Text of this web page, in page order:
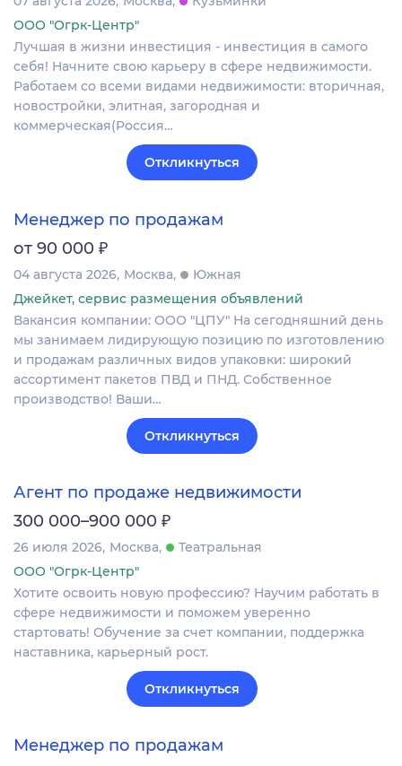
ООО "Огрк-Центр"
Лучшая в жизни инвестиция - инвестиция в самого
себя! Начните свою карьеру в сфере недвижимости.
Работаем со всеми видами недвижимости: вторичная,
новостройки, элитная, загородная и
коммерческая(Россия…
Откликнуться
Менеджер по продажам
от 90 000 ₽
04 августа 2026 Москва
Южная
Джейкет, сервис размещения объявлений
Вакансия компании: ООО "ЦПУ" На сегодняшний день
мы занимаем лидирующую позицию по изготовлению
и продажам различных видов упаковки: широкий
ассортимент пакетов ПВД и ПНД. Собственное
производство! Ваши…
Откликнуться
Агент по продаже недвижимости
300 000–900 000 ₽
26 июля 2026 Москва
Театральная
ООО "Огрк-Центр"
Хотите освоить новую профессию? Научим работать в
сфере недвижимости и поможем уверенно
стартовать! Обучение за счет компании, поддержка
наставника, карьерный рост.
Откликнуться
Менеджер по продажам